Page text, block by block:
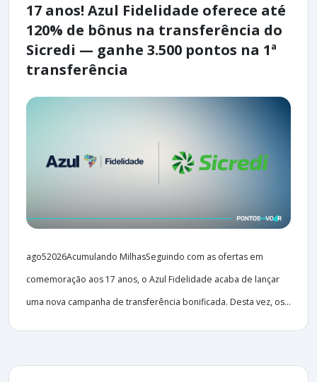
17 anos! Azul Fidelidade oferece até
120% de bônus na transferência do
Sicredi — ganhe 3.500 pontos na 1ª
transferência
ago52026Acumulando MilhasSeguindo com as ofertas em
comemoração aos 17 anos, o Azul Fidelidade acaba de lançar
uma nova campanha de transferência bonificada. Desta vez, os...